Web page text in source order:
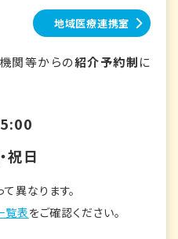
地域医療連携室
関等からの紹介予約制に
祝日
異なります。
覧表をご確認ください。